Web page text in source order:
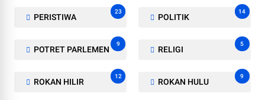
PERISTIWA
23
POLITIK
14
POTRET PARLEMEN
9
RELIGI
5
ROKAN HILIR
12
ROKAN HULU
9